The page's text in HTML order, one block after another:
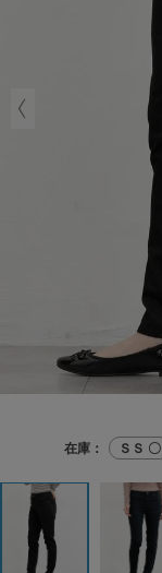
在庫： ＳＳ 〇